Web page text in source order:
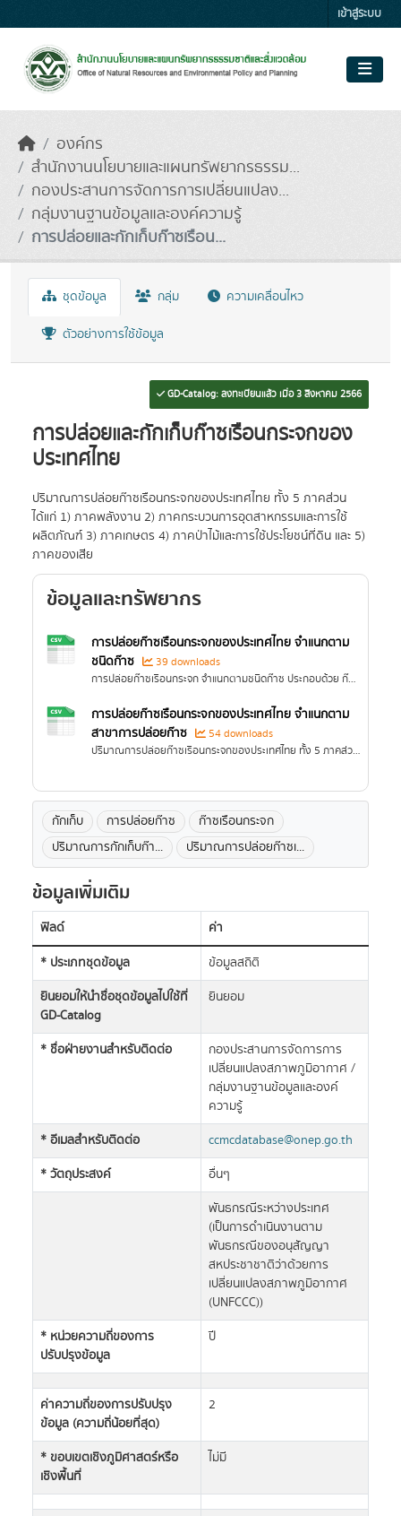
เข้าสู่ระบบ
องค์กร
สำนักงานนโยบายและแผนทรัพยากรธรรม...
กองประสานการจัดการการเปลี่ยนแปลง...
กลุ่มงานฐานข้อมูลและองค์ความรู้
การปล่อยและกักเก็บก๊าซเรือน...
ชุดข้อมูล กลุ่ม ความเคลื่อนไหว
ตัวอย่างการใช้ข้อมูล
GD-Catalog: ลงทะเบียนแล้ว เมื่อ 3 สิงหาคม 2566
การปล่อยและกักเก็บก๊าซเรือนกระจกของ
ประเทศไทย
ปริมาณการปล่อยก๊าซเรือนกระจกของประเทศไทย ทั้ง 5 ภาคส่วน
ได้แก่ 1) ภาคพลังงาน 2) ภาคกระบวนการอุตสาหกรรมและการใช้
ผลิตภัณฑ์ 3) ภาคเกษตร 4) ภาคป่าไม้และการใช้ประโยชน์ที่ดิน และ 5)
ภาคของเสีย
ข้อมูลและทรัพยากร
การปล่อยก๊าซเรือนกระจกของประเทศไทย จำแนกตาม
ชนิดก๊าซ
39 downloads
การปล่อยก๊าซเรือนกระจก จำแนกตามชนิดก๊าซ ประกอบด้วย ก๊าซไนตรัสออกไซด์ (NOx) ก๊าซคาร์บอนมอนอกไซด์ (CO) สารอินทรีย์ระเหยได้ที่มิใช่มีเทน (Non-Methane Volatile Organic Compounds: NMVOCs)...
การปล่อยก๊าซเรือนกระจกของประเทศไทย จำแนกตาม
สาขาการปล่อยก๊าซ
54 downloads
ปริมาณการปล่อยก๊าซเรือนกระจกของประเทศไทย ทั้ง 5 ภาคส่วน ได้แก่ 1) ภาคพลังงาน 2) ภาคกระบวนการอุตสาหกรรมและการใช้ผลิตภัณฑ์ 3) ภาคเกษตร 4) ภาคป่าไม้และการใช้ประโยชน์ที่ดิน และ 5) ภาคของเสีย
กักเก็บ การปล่อยก๊าซ
ก๊าซเรือนกระจก
ปริมาณการกักเก็บก๊า...
ปริมาณการปล่อยก๊าซเ...
ข้อมูลเพิ่มเติม
ฟิลด์
ค่า
* ประเภทชุดข้อมูล
ข้อมูลสถิติ
ยินยอมให้นำชื่อชุดข้อมูลไปใช้ที่
GD-Catalog
ยินยอม
* ชื่อฝ่ายงานสำหรับติดต่อ
กองประสานการจัดการการ
เปลี่ยนแปลงสภาพภูมิอากาศ /
กลุ่มงานฐานข้อมูลและองค์
ความรู้
* อีเมลสำหรับติดต่อ
ccmcdatabase@onep.go.th
* วัตถุประสงค์
อื่นๆ
พันธกรณีระหว่างประเทศ
(เป็นการดำเนินงานตาม
พันธกรณีของอนุสัญญา
สหประชาชาติว่าด้วยการ
เปลี่ยนแปลงสภาพภูมิอากาศ
(UNFCCC))
* หน่วยความถี่ของการ
ปรับปรุงข้อมูล
ปี
ค่าความถี่ของการปรับปรุง
ข้อมูล (ความถี่น้อยที่สุด)
2
* ขอบเขตเชิงภูมิศาสตร์หรือ
เชิงพื้นที่
ไม่มี